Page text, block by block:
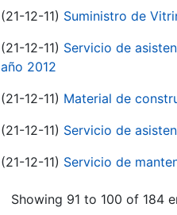
(21-12-11) Suministro de
(21-12-11) Servicio de
año 2012
(21-12-11) Material de
(21-12-11) Servicio de
(21-12-11) Servicio de
Showing 91 to 100 of 184